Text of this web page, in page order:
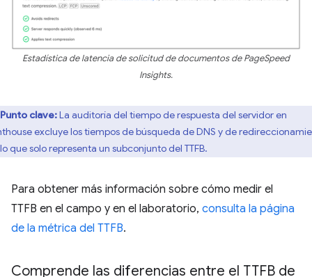
Estadística de latencia de solicitud de documentos de PageSpeed
Insights.
Punto clave:La auditoría del tiempo de respuesta del servidor en
excluye los tiempos de búsqueda de DNS y de
que solo representa un subconjunto del TTFB.
Para obtener más información sobre cómo medir el
TTFB en el campo y en el laboratorio, consulta la página
de la métrica del TTFB.
Comprende las diferencias entre el TTFB de